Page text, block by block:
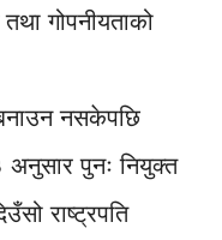
गोपनीयताको
नसकेपछि
अनुसार पुनः नियुक्त
राष्ट्रपति